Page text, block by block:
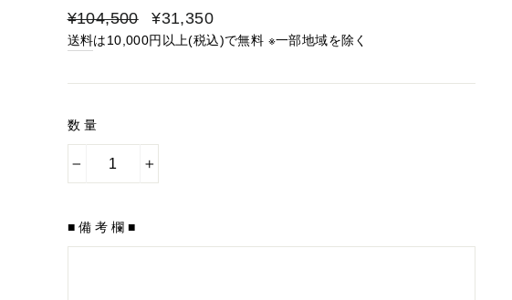
通
常
金
¥104,500
セ
ー
料
¥31,350
送料は10,000円以上(税込)で無料 ※一部地域を除く
数量
■備考欄■